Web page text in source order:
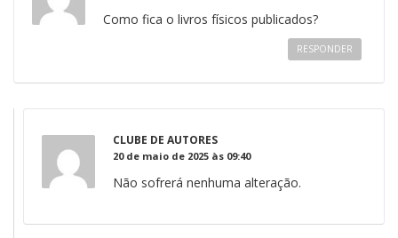
Como fica o livros físicos publicados?
RESPONDER
CLUBE DE AUTORES
20 de maio de 2025 às 09:40
Não sofrerá nenhuma alteração.